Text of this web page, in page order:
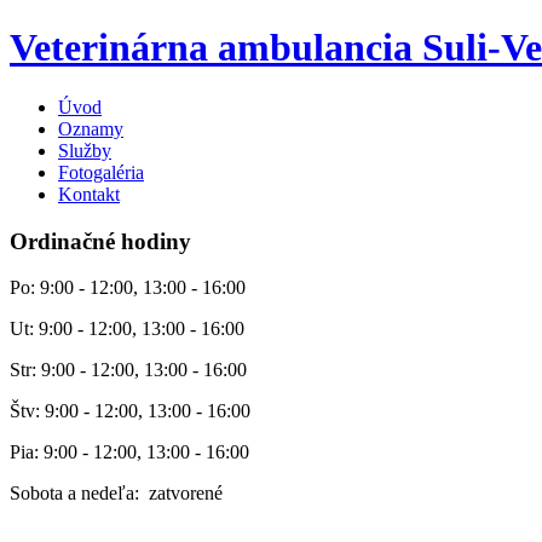
Veterinárna ambulancia Suli-
Úvod
Oznamy
Služby
Fotogaléria
Kontakt
Ordinačné hodiny
Po: 9:00 - 12:00, 13:00 - 16:00
Ut: 9:00 - 12:00, 13:00 - 16:00
Str: 9:00 - 12:00, 13:00 - 16:00
Štv: 9:00 - 12:00, 13:00 - 16:00
Pia: 9:00 - 12:00, 13:00 - 16:00
Sobota a nedeľa: zatvorené